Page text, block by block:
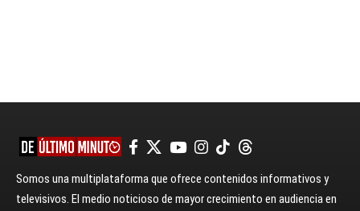
Somos una multiplataforma que ofrece contenidos informativos y
televisivos. El medio noticioso de mayor crecimiento en audiencia en